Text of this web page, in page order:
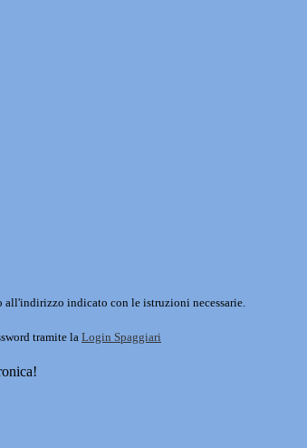
all'indirizzo indicato con le istruzioni necessarie.
tramite la Login Spaggiari